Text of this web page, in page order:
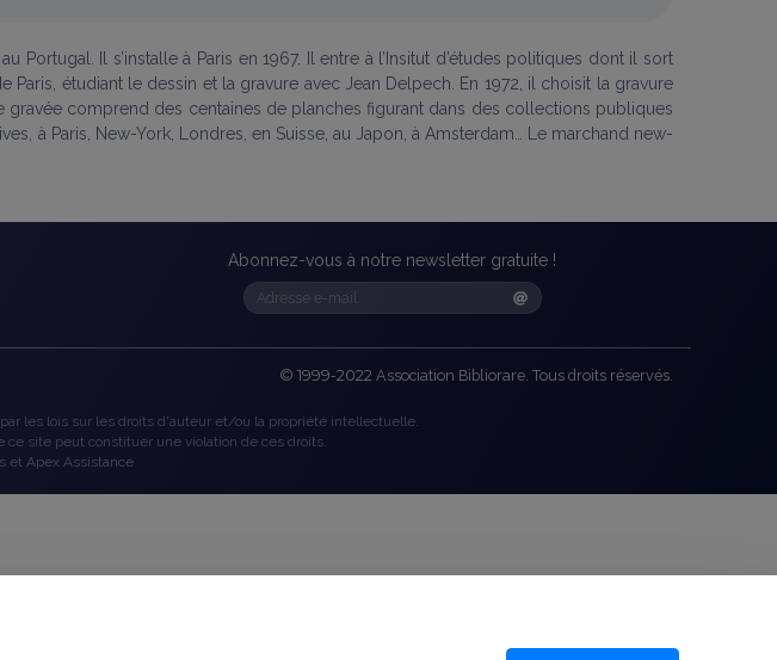
Portugal. Il s’installe à Paris en 1967. Il entre à l’Insitut d’études politiques dont il sort
étudiant le dessin et la gravure avec Jean Delpech. En 1972, il choisit la gravure
comprend des centaines de planches figurant dans des collections publiques
à Paris, New-York, Londres, en Suisse, au Japon, à Amsterdam… Le marchand new-
Abonnez-vous à notre newsletter gratuite !
© 1999-2022 Association Bibliorare. Tous droits réservés.
les lois sur les droits d'auteur et/ou la propriété intellectuelle.
ce site peut constituer une violation de ces droits.
et Apex Assistance